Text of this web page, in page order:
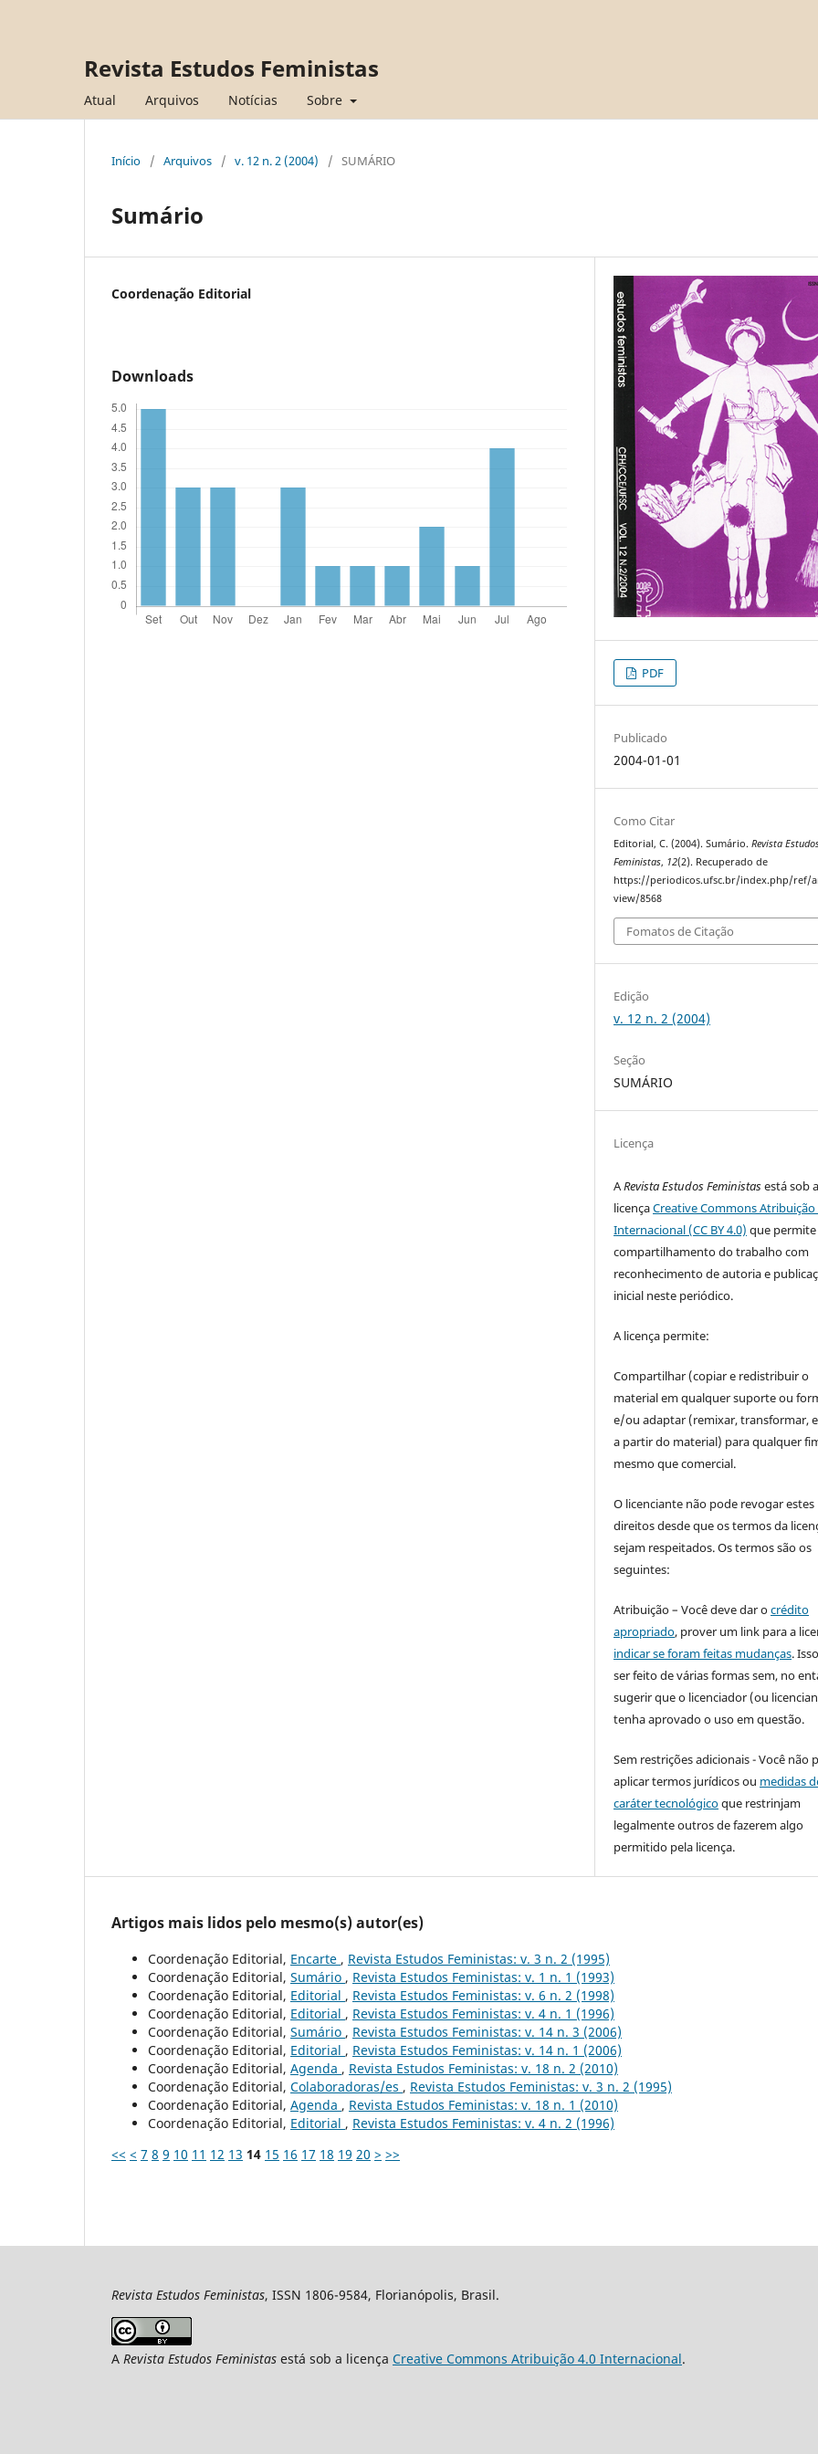
Revista Estudos Feministas
Atual Arquivos Notícias Sobre
Início / Arquivos / v. 12 n. 2 (2004) / SUMÁRIO
Sumário
Coordenação Editorial
Downloads
PDF
Publicado
2004-01-01
Como Citar
Editorial, C. (2004). Sumário.Revista
Feministas, 12(2). Recuperado de
https://periodicos.ufsc.br/index.php/ref/
view/8568
Fomatos de Citação
Edição
v. 12 n. 2 (2004)
Seção
SUMÁRIO
Licença
ARevista Estudos Feministasestá sob a
licençaCreative Commons Atribuição
Internacional (CC BY 4.0) que
compartilhamento do trabalho com
reconhecimento de autoria e
inicial neste periódico.
A licença permite:
Compartilhar (copiar e redistribuir o
material em qualquer suporte ou
e/ou adaptar (remixar, transformar,
a partir do material) para qualquer
mesmo que comercial.
O licenciante não pode revogar estes
direitos desde que os termos da
sejam respeitados. Os termos são os
seguintes:
Atribuição – Você deve dar ocrédito
apropriado, prover um link para a
indicar se foram feitas mudanças.
ser feito de várias formas sem, no
sugerir que o licenciador (ou
tenha aprovado o uso em questão.
Sem restrições adicionais - Você não
aplicar termos jurídicos ou medidas
caráter tecnológicoque restrinjam
legalmente outros de fazerem algo
permitido pela licença.
Artigos mais lidos pelo mesmo(s) autor(es)
Coordenação Editorial, Encarte , Revista Estudos Feministas: v. 3 n. 2 (1995)
Coordenação Editorial, Sumário , Revista Estudos Feministas: v. 1 n. 1 (1993)
Coordenação Editorial, Editorial , Revista Estudos Feministas: v. 6 n. 2 (1998)
Coordenação Editorial, Editorial , Revista Estudos Feministas: v. 4 n. 1 (1996)
Coordenação Editorial, Sumário , Revista Estudos Feministas: v. 14 n. 3 (2006)
Coordenação Editorial, Editorial , Revista Estudos Feministas: v. 14 n. 1 (2006)
Coordenação Editorial, Agenda , Revista Estudos Feministas: v. 18 n. 2 (2010)
Coordenação Editorial, Colaboradoras/es , Revista Estudos Feministas: v. 3 n. 2 (1995)
Coordenação Editorial, Agenda , Revista Estudos Feministas: v. 18 n. 1 (2010)
Coordenação Editorial, Editorial , Revista Estudos Feministas: v. 4 n. 2 (1996)
<< < 7 8 9 10 11 12 13 14 15 16 17 18 19 20 > >>
Revista Estudos Feministas, ISSN 1806-9584, Florianópolis, Brasil.
A Revista Estudos Feministas está sob a licença Creative Commons Atribuição 4.0 Internacional.